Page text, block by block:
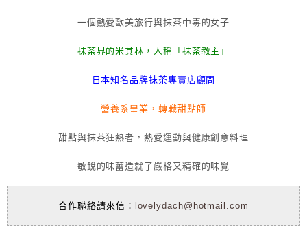
一個熱愛歐美旅行與抹茶中毒的女子
抹茶界的米其林，人稱「抹茶教主」
日本知名品牌抹茶專賣店顧問
營養系畢業，轉職甜點師
甜點與抹茶狂熱者，熱愛運動與健康創意料理
敏銳的味蕾造就了嚴格又精確的味覺
合作聯絡請來信： lovelydach@hotmail.com